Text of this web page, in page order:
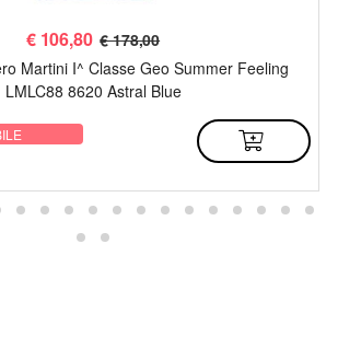
€ 106,80 € 178,00
Martini I^ Classe Geo Summer Feeling
LMLC88 8620 Astral Blue